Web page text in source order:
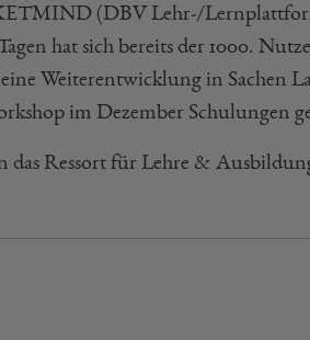
(DBV Lehr-/
hat sich bereits der 1000.
Weiterentwicklung in Sachen
im Dezember Schulungen
das Ressort für Lehre &